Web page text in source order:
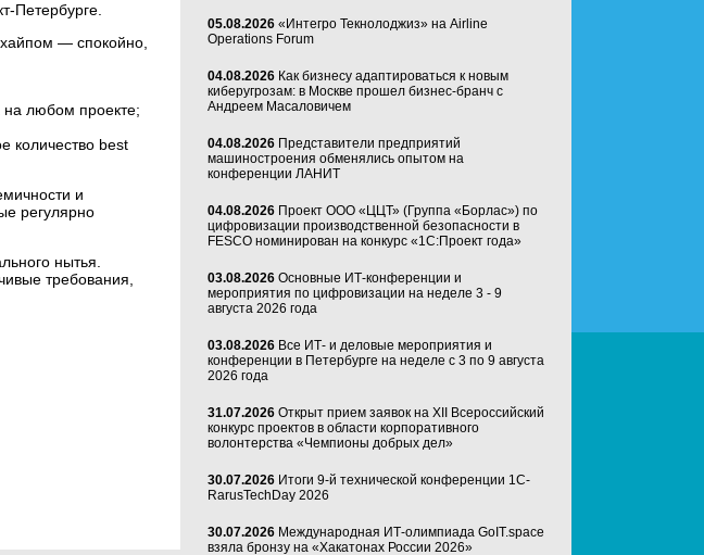
Петербурге.
— спокойно,
на любом проекте;
количество best
и
регулярно
нытья.
требования,
05.08.2026 «Интегро Текнолоджиз» на Airline
Operations Forum
04.08.2026 Как бизнесу адаптироваться к новым
киберугрозам: в Москве прошел бизнес-бранч с
Андреем Масаловичем
04.08.2026 Представители предприятий
машиностроения обменялись опытом на
конференции ЛАНИТ
04.08.2026 Проект ООО «ЦЦТ» (Группа «Борлас») по
цифровизации производственной безопасности в
FESCO номинирован на конкурс «1С:Проект года»
03.08.2026 Основные ИТ-конференции и
мероприятия по цифровизации на неделе 3 - 9
августа 2026 года
03.08.2026 Все ИТ- и деловые мероприятия и
конференции в Петербурге на неделе с 3 по 9 августа
2026 года
31.07.2026 Открыт прием заявок на XII Всероссийский
конкурс проектов в области корпоративного
волонтерства «Чемпионы добрых дел»
30.07.2026 Итоги 9-й технической конференции 1C-
RarusTechDay 2026
30.07.2026 Международная ИТ-олимпиада GoIT.space
взяла бронзу на «Хакатонах России 2026»